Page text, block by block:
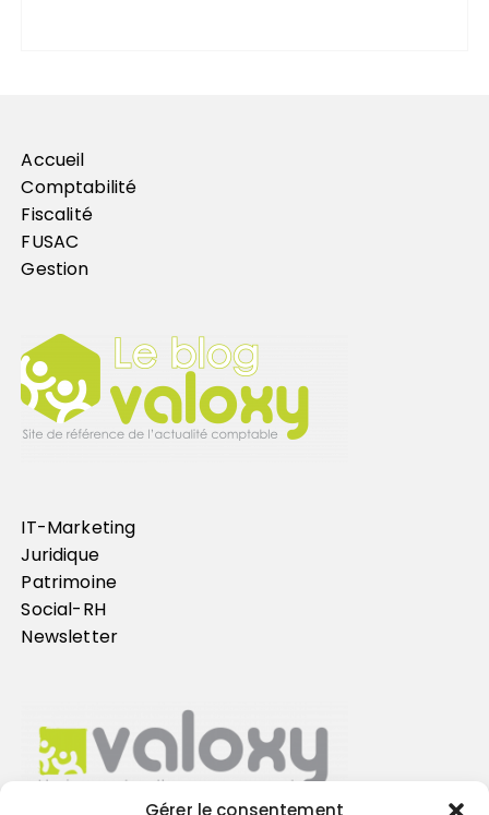
Gérer le consentement
Accueil
Comptabilité
Fiscalité
FUSAC
Gestion
IT-Marketing
Juridique
Patrimoine
Social-RH
Newsletter